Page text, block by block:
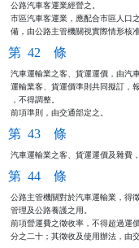
公路汽車客運業經營之。
市區汽車客運業，應配合市區人口
備，由公路主管機關視實際情形核
第 42 條
汽車運輸業之客、貨運運價，由汽
運輸業客、貨運價準則共同擬訂，
，不得調整。
前項準則，由交通部定之。
第 43 條
汽車運輸業之客、貨運運價及雜費
第 44 條
公路主管機關對於汽車運輸業，得
管理及公路養護之用。
前項營運費之徵收率，不得超過運
分之二十；其徵收及使用辦法，由